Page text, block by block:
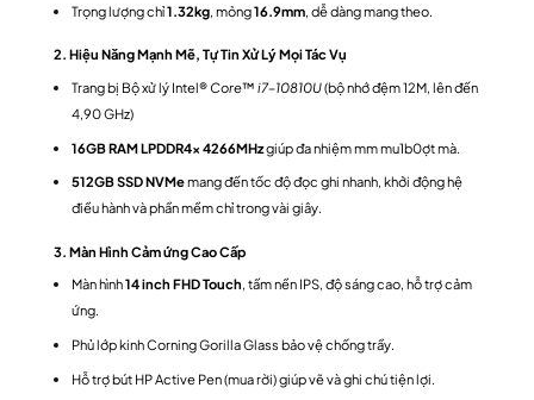
Trọng lượng chỉ1.32kg, mỏng16.9mm, dễ dàng mang theo.
2. Hiệu Năng Mạnh Mẽ, Tự Tin Xử Lý Mọi Tác Vụ
Trang bị Bộ xử lý Intel® Core™ i7–10810U(bộ nhớ đệm 12M, lên đến
4,90 GHz)
16GB RAM LPDDR4x 4266MHzgiúp đa nhiệm mm mu1b0ợt mà.
512GB SSD NVMemang đến tốc độ đọc ghi nhanh, khởi động hệ
điều hành và phần mềm chỉ trong vài giây.
3. Màn Hình Cảm ứng Cao Cấp
Màn hình14 inch FHD Touch, tấm nền IPS, độ sáng cao, hỗ trợ cảm
ứng.
Phủ lớp kinh Corning Gorilla Glass bảo vệ chống trầy.
Hỗ trợ bút HP Active Pen (mua rời) giúp vẽ và ghi chú tiện lợi.